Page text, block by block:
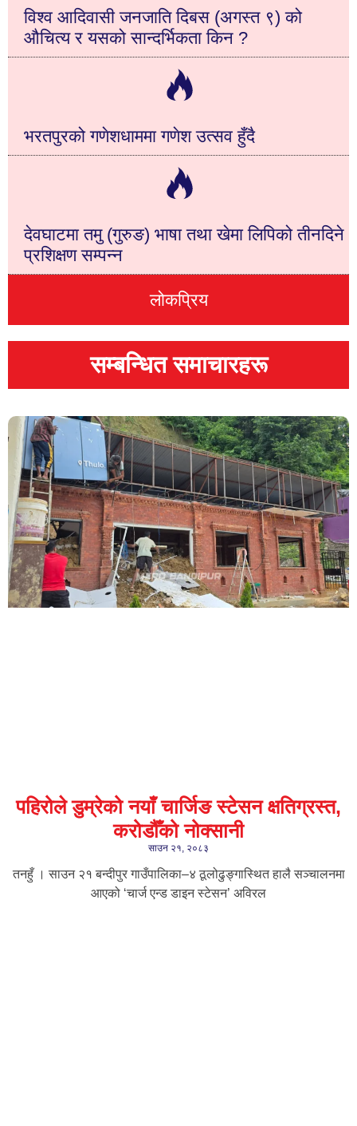
लोकप्रिय
विश्व आदिवासी जनजाति दिबस (अगस्त ९) को
औचित्य र यसको सान्दर्भिकता किन ?
भरतपुरको गणेशधाममा गणेश उत्सव हुँदै
देवघाटमा तमु (गुरुङ) भाषा तथा खेमा लिपिको तीनदिने
प्रशिक्षण सम्पन्न
सम्बन्धित समाचारहरू
पहिरोले डुम्रेको नयाँ चार्जिङ स्टेसन क्षतिग्रस्त,
करोडौँको नोक्सानी
साउन २१, २०८३
तनहुँ । साउन २१ बन्दीपुर गाउँपालिका–४ ठूलोढुङ्गास्थित हालै सञ्चालनमा
आएको ‘चार्ज एन्ड डाइन स्टेसन’ अविरल